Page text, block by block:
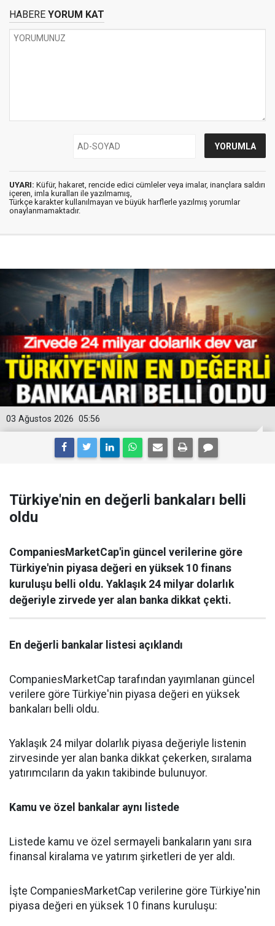
HABERE YORUM KAT
UYARI: Küfür, hakaret, rencide edici cümleler veya imalar, inançlara saldırı
içeren, imla kuralları ile yazılmamış,
Türkçe karakter kullanılmayan ve büyük harflerle yazılmış yorumlar
onaylanmamaktadır.
05:56
03 Ağustos 2026
Türkiye'nin en değerli bankaları belli
oldu
CompaniesMarketCap'in güncel verilerine göre
Türkiye'nin piyasa değeri en yüksek 10 finans
kuruluşu belli oldu. Yaklaşık 24 milyar dolarlık
değeriyle zirvede yer alan banka dikkat çekti.
En değerli bankalar listesi açıklandı
CompaniesMarketCap tarafından yayımlanan güncel
verilere göre Türkiye'nin piyasa değeri en yüksek
bankaları belli oldu.
Yaklaşık 24 milyar dolarlık piyasa değeriyle listenin
zirvesinde yer alan banka dikkat çekerken, sıralama
yatırımcıların da yakın takibinde bulunuyor.
Kamu ve özel bankalar aynı listede
Listede kamu ve özel sermayeli bankaların yanı sıra
finansal kiralama ve yatırım şirketleri de yer aldı.
İşte CompaniesMarketCap verilerine göre Türkiye'nin
piyasa değeri en yüksek 10 finans kuruluşu: